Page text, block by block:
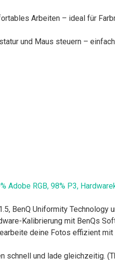
Arbeiten – ideal für
und Maus steuern –
RGB, 98% P3,
BenQ Uniformity
Kalibrierung mit BenQs
deine Fotos effizient
schnell und lade